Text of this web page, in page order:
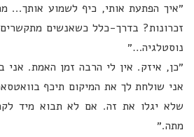
״איך הפתעת אותי, כיף לשמוע אותך...
זכרונות? בדרך-כלל כשאנשים
נוסטלגיה…״
״כן, איזק. אין לי הרבה זמן האמת. אני
אני שולחת לך את המיקום תיכף
שלא יגלו את זה. אם לא תבוא מיד
מתה.״